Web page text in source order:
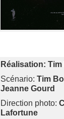
Réalisation:
Scénario:Tim
Jeanne Gourd
Direction photo:
Lafortune